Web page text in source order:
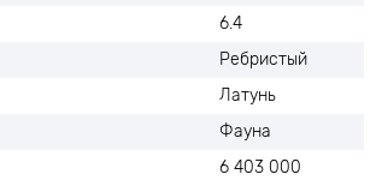
6.4
Ребристый
Латунь
Фауна
6 403 000